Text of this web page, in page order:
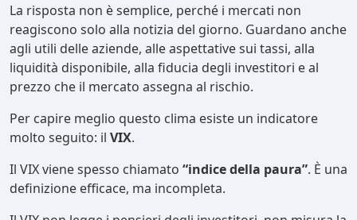
La risposta non è semplice, perché i mercati non
reagiscono solo alla notizia del giorno. Guardano anche
agli utili delle aziende, alle aspettative sui tassi, alla
liquidità disponibile, alla fiducia degli investitori e al
prezzo che il mercato assegna al rischio.
Per capire meglio questo clima esiste un indicatore
molto seguito: il VIX.
Il VIX viene spesso chiamato “indice della paura”. È una
definizione efficace, ma incompleta.